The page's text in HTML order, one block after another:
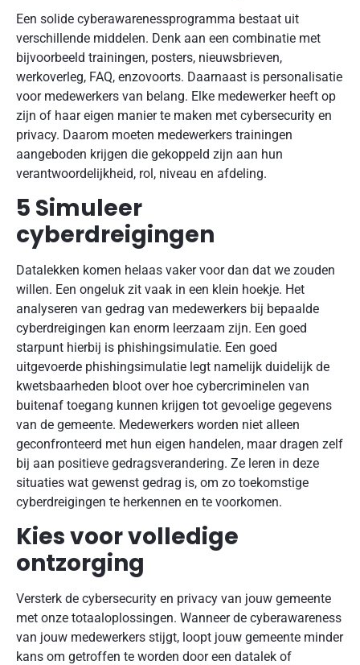
Een solide cyberawarenessprogramma bestaat uit
verschillende middelen. Denk aan een combinatie met
bijvoorbeeld trainingen, posters, nieuwsbrieven,
werkoverleg, FAQ, enzovoorts. Daarnaast is personalisatie
voor medewerkers van belang. Elke medewerker heeft op
zijn of haar eigen manier te maken met cybersecurity en
privacy. Daarom moeten medewerkers trainingen
aangeboden krijgen die gekoppeld zijn aan hun
verantwoordelijkheid, rol, niveau en afdeling.
5 Simuleer
cyberdreigingen
Datalekken komen helaas vaker voor dan dat we zouden
willen. Een ongeluk zit vaak in een klein hoekje. Het
analyseren van gedrag van medewerkers bij bepaalde
cyberdreigingen kan enorm leerzaam zijn. Een goed
starpunt hierbij is phishingsimulatie. Een goed
uitgevoerde phishingsimulatie legt namelijk duidelijk de
kwetsbaarheden bloot over hoe cybercriminelen van
buitenaf toegang kunnen krijgen tot gevoelige gegevens
van de gemeente. Medewerkers worden niet alleen
geconfronteerd met hun eigen handelen, maar dragen zelf
bij aan positieve gedragsverandering. Ze leren in deze
situaties wat gewenst gedrag is, om zo toekomstige
cyberdreigingen te herkennen en te voorkomen.
Kies voor volledige
ontzorging
Versterk de cybersecurity en privacy van jouw gemeente
met onze totaaloplossingen. Wanneer de cyberawareness
van jouw medewerkers stijgt, loopt jouw gemeente minder
kans om getroffen te worden door een datalek of